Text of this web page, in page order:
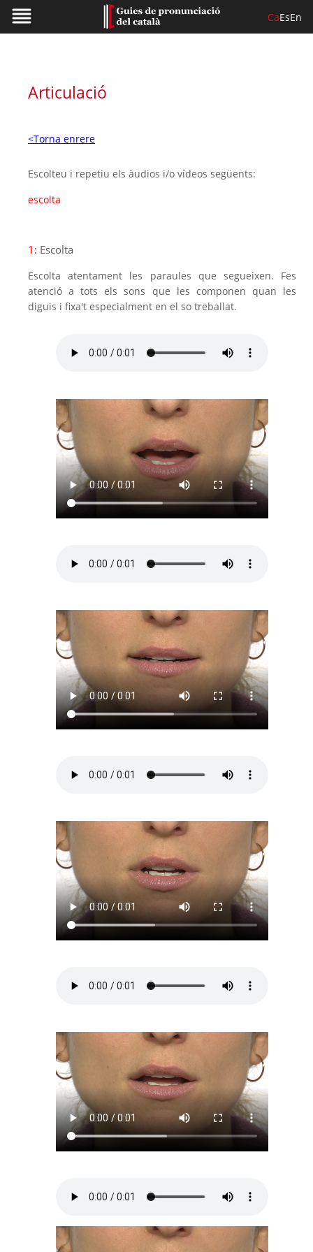
CaEsEn
Articulació
<Torna enrere
Escolteu i repetiu els àudios i/o vídeos següents:
escolta
1: Escolta
Escolta atentament les paraules que segueixen. Fes
atenció a tots els sons que les componen quan les
diguis i fixa't especialment en el so treballat.